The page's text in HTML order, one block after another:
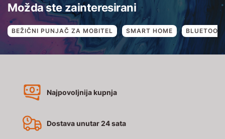
Možda ste zainteresirani
BEŽIČNI PUNJAČ ZA MOBITEL SMART HOME
Najpovoljnija kupnja
Dostava unutar 24 sata